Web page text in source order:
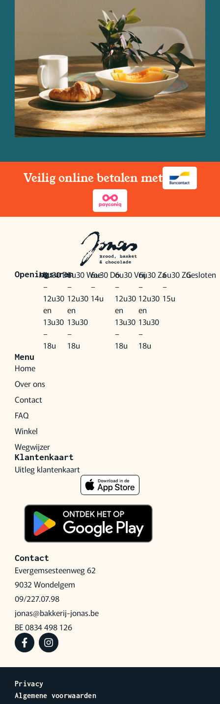
Veilig online betalen met
Openingsuren
Ma6u30
–
12u30
en
13u30
–
18u
Di6u30
–
12u30
en
13u30
–
18u
Woe
6u30
–
14u
Do6u30
–
12u30
en
13u30
–
18u
Vrij
6u30
–
12u30
en
13u30
–
18u
Za6u30
–
15u
ZoGesloten
Menu
Home
Over ons
Contact
FAQ
Winkel
Wegwijzer
Klantenkaart
Uitleg klantenkaart
Contact
Evergemsesteenweg 62
9032 Wondelgem
09/227.07.98
jonas@bakkerij-jonas.be
BE 0834 498 126
Privacy
Algemene voorwaarden